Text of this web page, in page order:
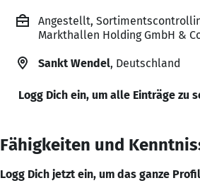
Angestellt,
Markthallen Holding GmbH &
Sankt Wendel, Deutschland
Logg Dich ein, um alle Einträge zu
Fähigkeiten und
Logg Dich jetzt ein, um das ganze